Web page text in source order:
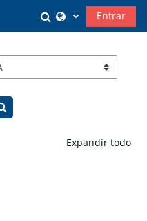
Selector de
Entrar
Buscar cursos
Expandir todo